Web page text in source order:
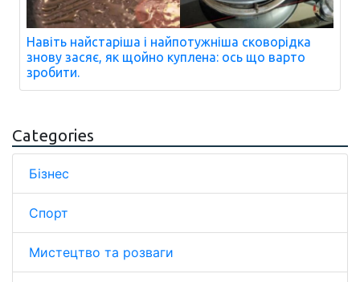
Навіть найстаріша і найпотужніша сковорідка
знову засяє, як щойно куплена: ось що варто
зробити.
Categories
Бізнес
Спорт
Мистецтво та розваги